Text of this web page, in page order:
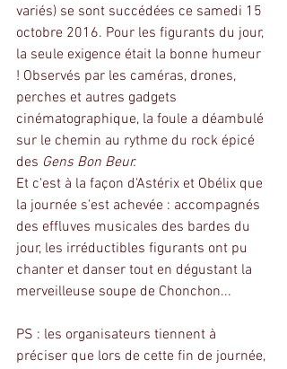
variés) se sont succédées ce samedi 15
octobre 2016. Pour les figurants du jour,
la seule exigence était la bonne humeur
! Observés par les caméras, drones,
perches et autres gadgets
cinématographique, la foule a déambulé
sur le chemin au rythme du rock épicé
des Gens Bon Beur.
Et c'est à la façon d'Astérix et Obélix que
la journée s'est achevée : accompagnés
des effluves musicales des bardes du
jour, les irréductibles figurants ont pu
chanter et danser tout en dégustant la
merveilleuse soupe de Chonchon...
PS : les organisateurs tiennent à
préciser que lors de cette fin de journée,